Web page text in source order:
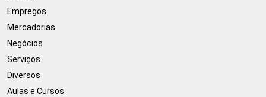
Empregos
Mercadorias
Negócios
Serviços
Diversos
Aulas e Cursos